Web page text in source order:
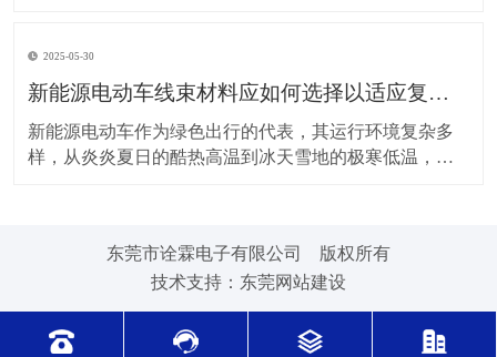
安全。因此，在安装储能光伏线束时，有许多问题需要
格外留意。 安装前的准备工作至关重要。在开始安装前
2025-05-30
新能源电动车线束材料应如何选择以适应复杂的环境温度范围？
新能源电动车作为绿色出行的代表，其运行环境复杂多
样，从炎炎夏日的酷热高温到冰天雪地的极寒低温，车
环境下，新能源电动车的电池、电机等部件工作时会散
东莞市诠霖电子有限公司 版权所有
技术支持： 东莞网站建设